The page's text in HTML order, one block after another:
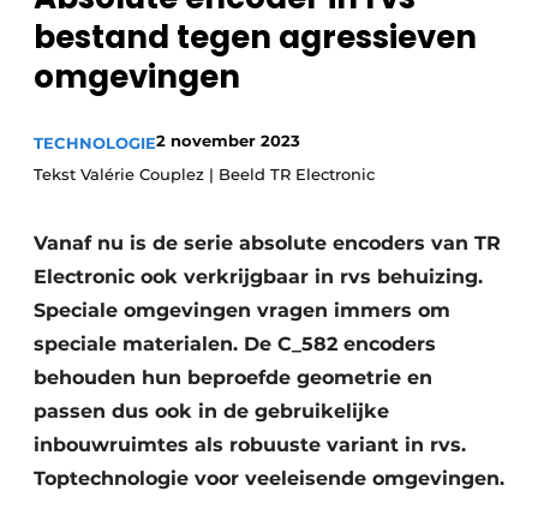
Privacy / Cookie statement
Vacature aanmelden
Video’s
bestand tegen agressieven
omgevingen
TECHNOLOGIE2 november 2023
Tekst Valérie Couplez | Beeld TR Electronic
Vanaf nu is de serie absolute encoders van TR
Electronic ook verkrijgbaar in rvs behuizing.
Speciale omgevingen vragen immers om
speciale materialen. De C_582 encoders
behouden hun beproefde geometrie en
passen dus ook in de gebruikelijke
inbouwruimtes als robuuste variant in rvs.
Toptechnologie voor veeleisende omgevingen.